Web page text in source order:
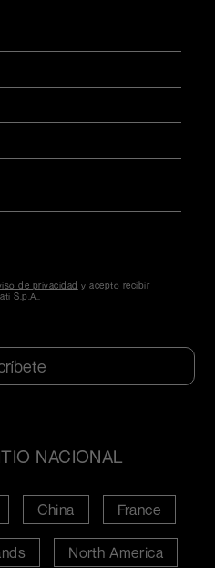
de privacidad y acepto recibir
S.p.A..
NACIONAL
China France
North America